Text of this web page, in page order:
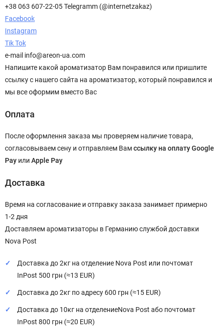
+38 063 607-22-05 Telegramm (@internetzakaz)
Facebook
Instagram
Tik Tok
e-mail info@areon-ua.com
Напишите какой ароматизатор Вам понравился или пришлите
ссылку с нашего сайта на ароматизатор, который понравился и
мы все оформим вместо Вас
Оплата
После оформлення заказа мы проверяем наличие товара,
согласовываем сену и отправляем Вамссылку на оплатуGoogle
Pay или Apple Pay
Доставка
Время на согласование и отправку заказа занимает примерно
1-2 дня
Доставляем ароматизаторы в Германию службой доставки
Nova Post
Доставка до 2кг на отделение Nova Post или почтомат
InPost 500 грн (≈13 EUR)
Доставка до 2кг по адресу 600 грн (≈15 EUR)
Доставка до 10кг на отделениеNova Post або почтомат
InPost 800 грн (≈20 EUR)